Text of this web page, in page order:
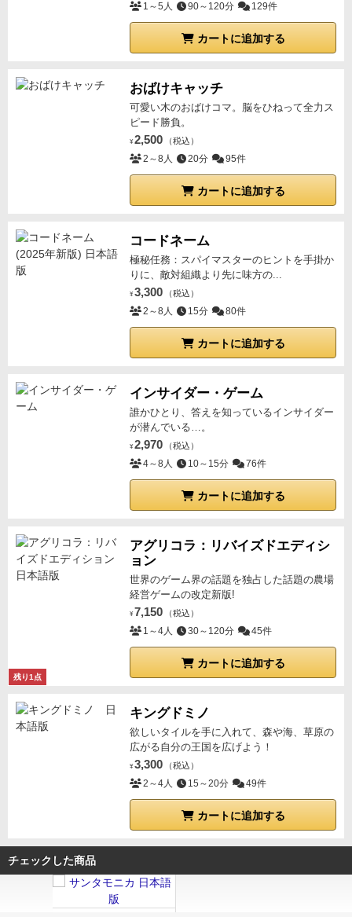
1～5人 90～120分 129件
カートに追加する
おばけキャッチ
可愛い木のおばけコマ。脳をひねって全力ス
ピード勝負。
¥ 2,500 （税込）
2～8人 20分 95件
カートに追加する
コードネーム
極秘任務：スパイマスターのヒントを手掛か
りに、敵対組織より先に味方の...
¥ 3,300 （税込）
2～8人 15分 80件
カートに追加する
インサイダー・ゲーム
誰かひとり、答えを知っているインサイダー
が潜んでいる…。
¥ 2,970 （税込）
4～8人 10～15分 76件
カートに追加する
残り1点
アグリコラ：リバイズドエディシ
ョン
世界のゲーム界の話題を独占した話題の農場
経営ゲームの改定新版!
¥ 7,150 （税込）
1～4人 30～120分 45件
カートに追加する
キングドミノ
欲しいタイルを手に入れて、森や海、草原の
広がる自分の王国を広げよう！
¥ 3,300 （税込）
2～4人 15～20分 49件
カートに追加する
チェックした商品